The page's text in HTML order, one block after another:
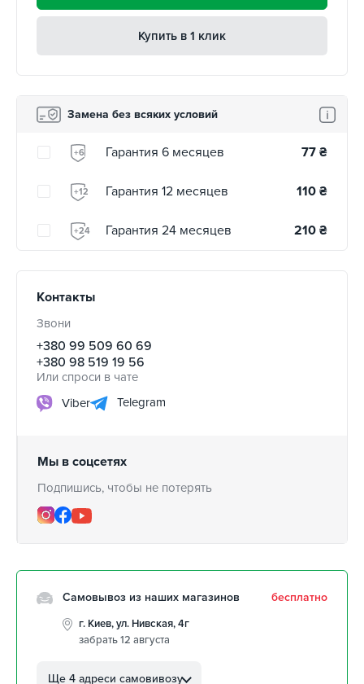
Купить в 1 клик
Замена без всяких условий
+6 Гарантия 6 месяцев 77 ₴
+12 Гарантия 12 месяцев 110 ₴
+24 Гарантия 24 месяцев 210 ₴
Контакты
Звони
+380 99 509 60 69
+380 98 519 19 56
Или спроси в чате
Viber
Telegram
Мы в соцсетях
Подпишись, чтобы не потерять
Самовывоз из наших магазинов бесплатно
г. Киев, ул. Нивская, 4г
забрать 12 августа
Автолюбителей, 8а
Ще 4 адреси самовивозу